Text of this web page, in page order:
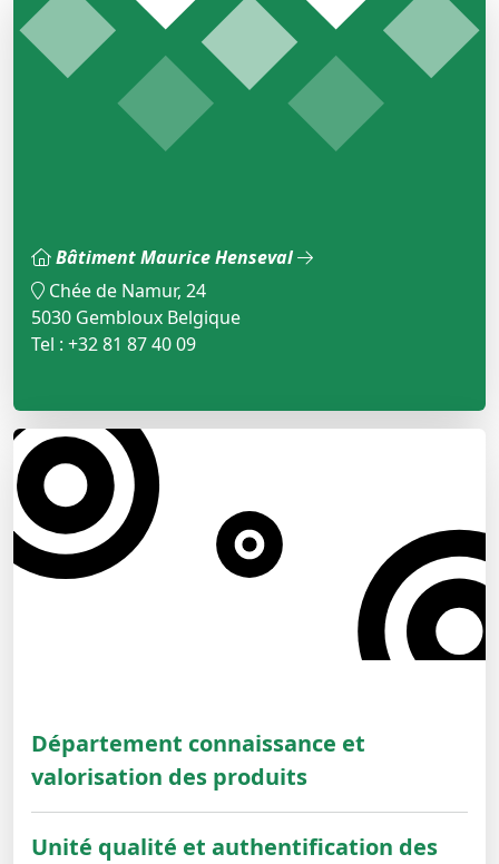
Bâtiment Maurice Henseval
Chée de Namur, 24
5030 Gembloux Belgique
Tel : +32 81 87 40 09
Département connaissance et
valorisation des produits
Unité qualité et authentification des